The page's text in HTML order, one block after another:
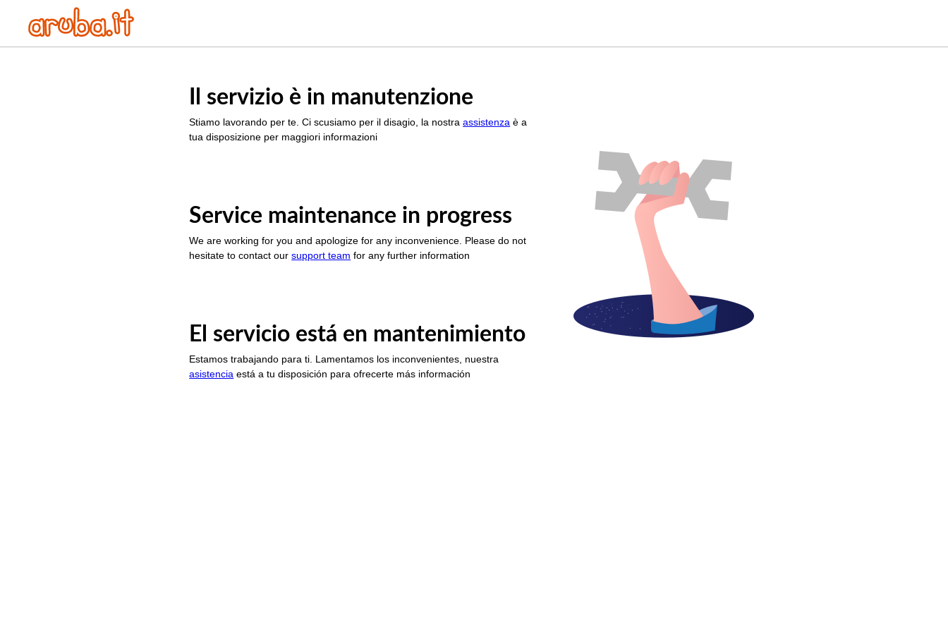
Il servizio è in manutenzione
Stiamo lavorando per te. Ci scusiamo per il disagio, la nostraassistenza è a
tua disposizione per maggiori informazioni
Service maintenance in progress
We are working for you and apologize for any inconvenience. Please do not
hesitate to contact oursupport team for any further information
El servicio está en mantenimiento
Estamos trabajando para ti. Lamentamos los inconvenientes, nuestra
asistencia está a tu disposición para ofrecerte más información